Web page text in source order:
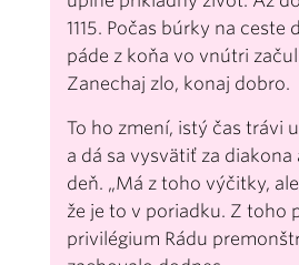
1115. Počas búrky na ceste
páde z koňa vo vnútri
Zanechaj zlo, konaj dobro.
To ho zmení, istý čas trávi
a dá sa vysvätiť za diakona
deň. „Má z toho výčitky,
že je to v poriadku. Z toho
privilégium Rádu